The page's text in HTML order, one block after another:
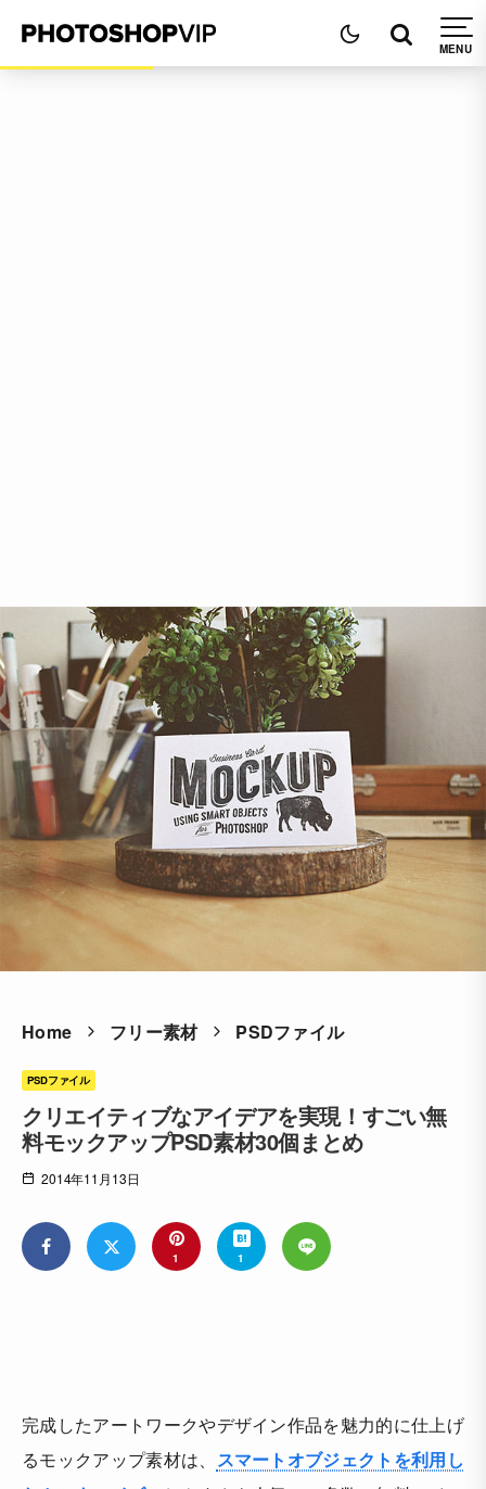
Home フリー素材 PSDファイル
PSDファイル
クリエイティブなアイデアを実現！すごい無
料モックアップPSD素材30個まとめ
2014年11月13日
1 1
完成したアートワークやデザイン作品を魅力的に仕上げ
るモックアップ素材は、 スマートオブジェクトを利用し